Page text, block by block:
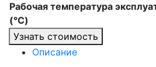
Рабочая температура
(°C)
Узнать стоимость
Описание